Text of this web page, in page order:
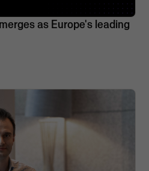
as Europe's leading